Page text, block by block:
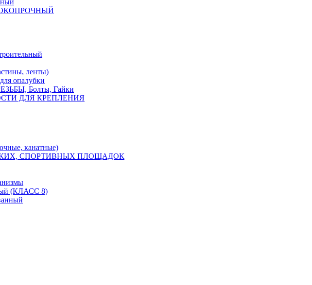
ленты)
опалубки
Болты, Гайки
ДЛЯ КРЕПЛЕНИЯ
канатные)
СПОРТИВНЫХ ПЛОЩАДОК
(КЛАСС 8)